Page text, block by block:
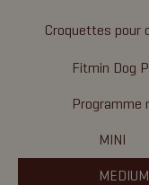
Croquettes pour
Fitmin Dog
Programme
MINI
MEDIUM